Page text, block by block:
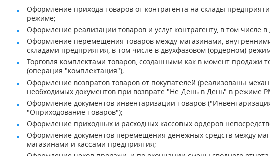
Оформление прихода товаров от контрагента на склады
режиме;
Оформление реализации товаров и услуг контрагенту, в том числе
Оформление перемещения товаров между магазинами,
складами предприятия, в том числе в двухфазовом (ордерном)
Торговля комплектами товаров, созданными как в момент продажи
(операция "комплектация");
Оформление возвратов товаров от покупателей (реализованы
необходимых документов при возврате "Не День в День" в режиме
Оформление документов инвентаризации товаров
"Оприходование товаров");
Оформление приходных и расходных кассовых ордеров
Оформление документов перемещения денежных средств между
магазинами и кассами предприятия;